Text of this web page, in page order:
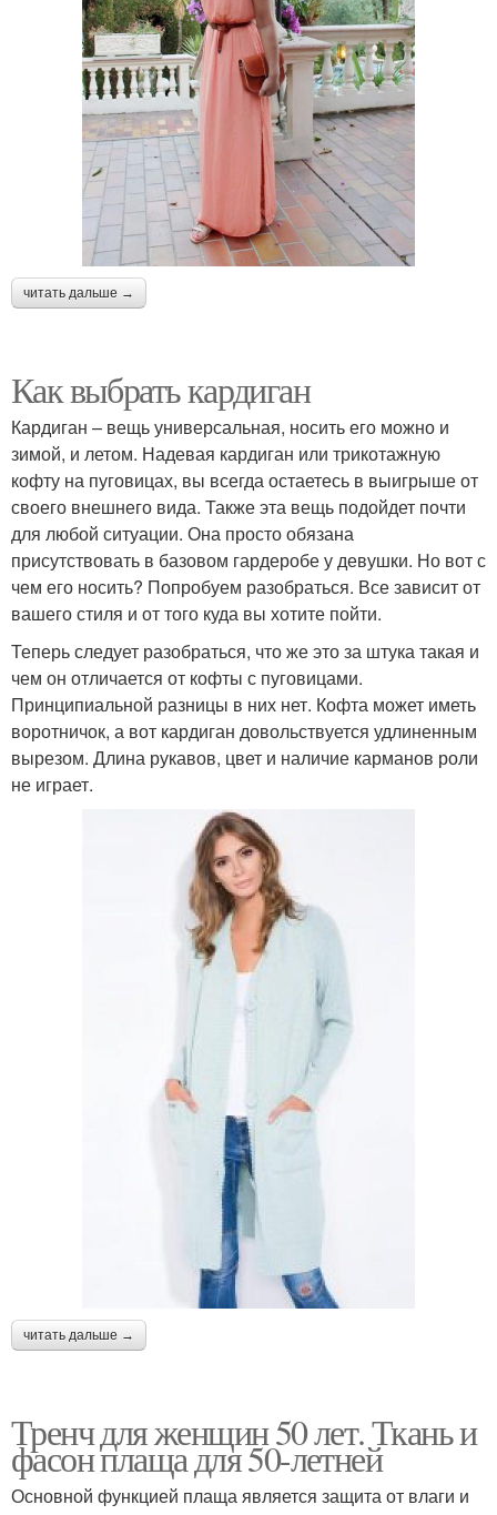
читать дальше →
Как выбрать кардиган
Кардиган – вещь универсальная, носить его можно и
зимой, и летом. Надевая кардиган или трикотажную
кофту на пуговицах, вы всегда остаетесь в выигрыше от
своего внешнего вида. Также эта вещь подойдет почти
для любой ситуации. Она просто обязана
присутствовать в базовом гардеробе у девушки. Но вот с
чем его носить? Попробуем разобраться. Все зависит от
вашего стиля и от того куда вы хотите пойти.
Теперь следует разобраться, что же это за штука такая и
чем он отличается от кофты с пуговицами.
Принципиальной разницы в них нет. Кофта может иметь
воротничок, а вот кардиган довольствуется удлиненным
вырезом. Длина рукавов, цвет и наличие карманов роли
не играет.
читать дальше →
Тренч для женщин 50 лет. Ткань и
фасон плаща для 50-летней
Основной функцией плаща является защита от влаги и